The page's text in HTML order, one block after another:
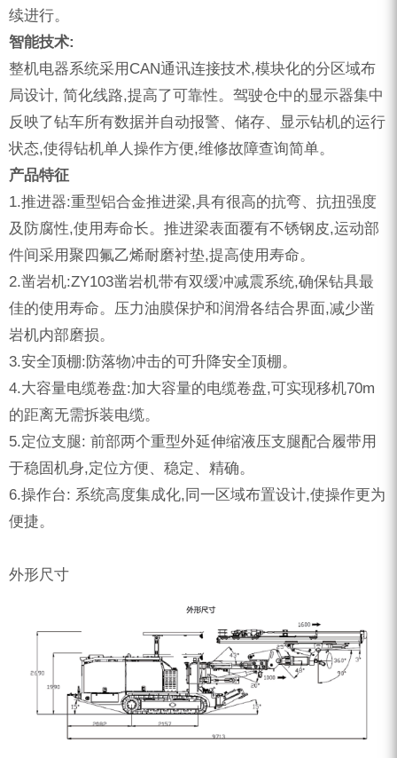
续进行。
智能技术:
整机电器系统采用CAN通讯连接技术,模块化的分区域布
局设计, 简化线路,提高了可靠性。驾驶仓中的显示器集中
反映了钻车所有数据并自动报警、储存、显示钻机的运行
状态,使得钻机单人操作方便,维修故障查询简单。
产品特征
1.推进器:重型铝合金推进梁,具有很高的抗弯、抗扭强度
及防腐性,使用寿命长。推进梁表面覆有不锈钢皮,运动部
件间采用聚四氟乙烯耐磨衬垫,提高使用寿命。
2.凿岩机:ZY103凿岩机带有双缓冲减震系统,确保钻具最
佳的使用寿命。压力油膜保护和润滑各结合界面,减少凿
岩机内部磨损。
3.安全顶棚:防落物冲击的可升降安全顶棚。
4.大容量电缆卷盘:加大容量的电缆卷盘,可实现移机70m
的距离无需拆装电缆。
5.定位支腿: 前部两个重型外延伸缩液压支腿配合履带用
于稳固机身,定位方便、稳定、精确。
6.操作台: 系统高度集成化,同一区域布置设计,使操作更为
便捷。
外形尺寸